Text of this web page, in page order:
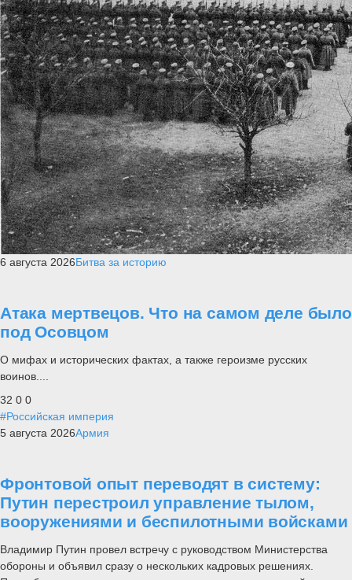
6 августа 2026Битва за историю
Атака мертвецов. Что на самом деле было
под Осовцом
О мифах и исторических фактах, а также героизме русских
воинов....
32 0 0
#Российская империя
5 августа 2026Армия
Фронтовой опыт переводят в систему:
Путин перестроил управление тылом,
вооружениями и беспилотными войсками
Владимир Путин провел встречу с руководством Министерства
обороны и объявил сразу о нескольких кадровых решениях.